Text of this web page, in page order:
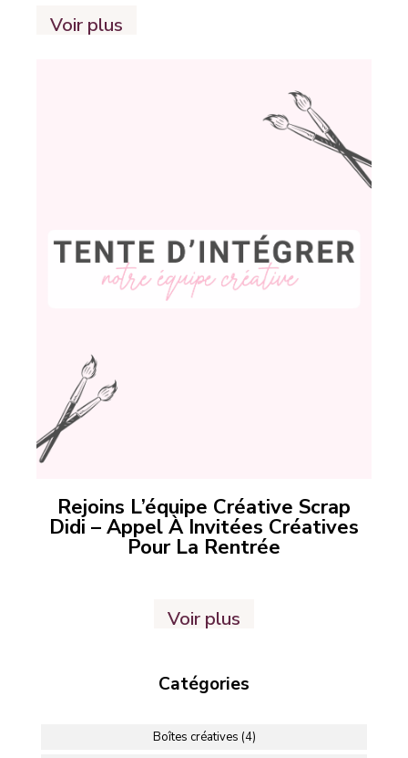
Voir plus
Rejoins L’équipe Créative Scrap
Didi – Appel À Invitées Créatives
Pour La Rentrée
Voir plus
Catégories
Boîtes créatives (4)